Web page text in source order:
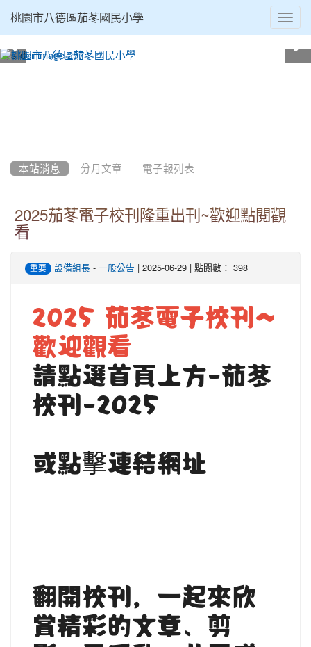
桃園市八德區茄苳國民小學
本站消息 分月文章 電子報列表
2025茄苳電子校刊隆重出刊~歡迎點閱觀
看
重要 設備組長 - 一般公告 | 2025-06-29 | 點閱數： 398
2025 茄苳電子校刊~
歡迎觀看
請點選首頁上方-茄苳
校刊-2025
或點擊連結網址
翻開校刊，一起來欣
賞精彩的文章、剪